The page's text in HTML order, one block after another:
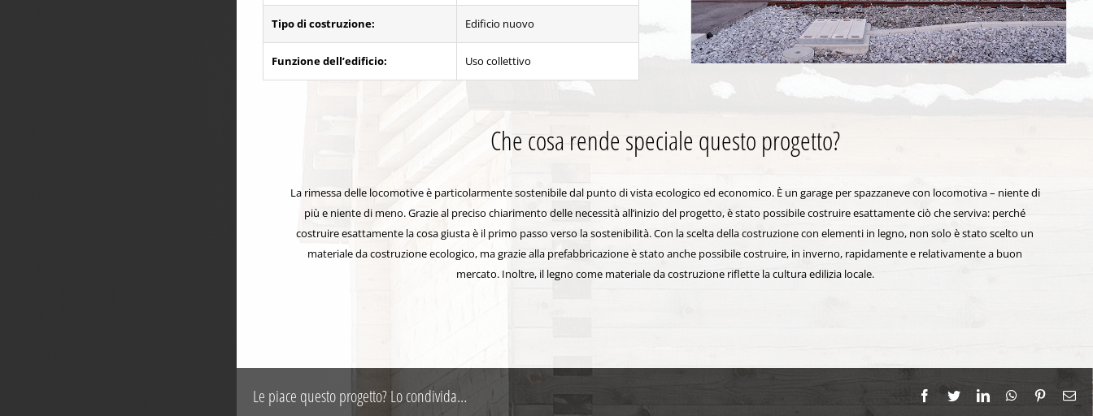
Tipo di costruzione: Edificio nuovo
Funzione dell’edificio: Uso collettivo
Che cosa rende speciale questo progetto?
La rimessa delle locomotive è particolarmente sostenibile dal punto di vista ecologico ed economico. È un garage per spazzaneve con locomotiva – niente di
più e niente di meno. Grazie al preciso chiarimento delle necessità all’inizio del progetto, è stato possibile costruire esattamente ciò che serviva: perché
costruire esattamente la cosa giusta è il primo passo verso la sostenibilità. Con la scelta della costruzione con elementi in legno, non solo è stato scelto un
materiale da costruzione ecologico, ma grazie alla prefabbricazione è stato anche possibile costruire, in inverno, rapidamente e relativamente a buon
mercato. Inoltre, il legno come materiale da costruzione riflette la cultura edilizia locale.
Le piace questo progetto? Lo condivida… Facebook
TwitterLinkedInWhatsApp
Pinterest